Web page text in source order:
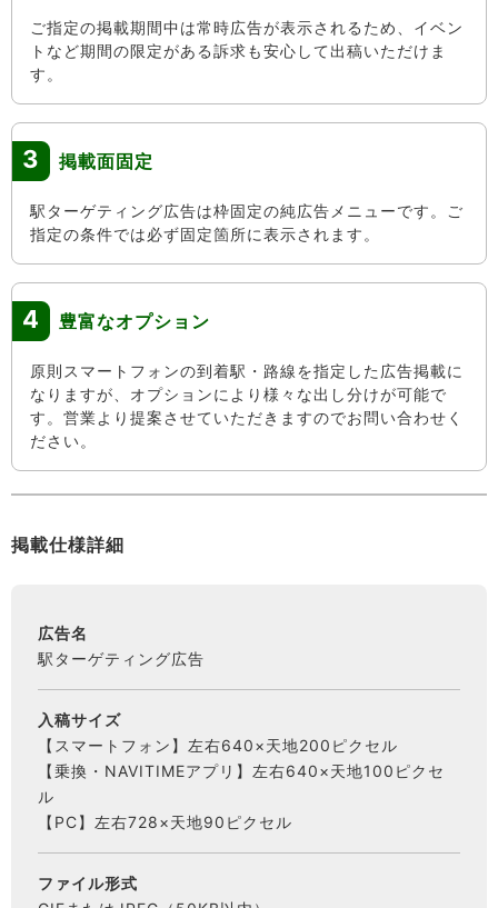
ご指定の掲載期間中は常時広告が表示されるため、イベン
トなど期間の限定がある訴求も安心して出稿いただけま
す。
3 掲載面固定
駅ターゲティング広告は枠固定の純広告メニューです。ご
指定の条件では必ず固定箇所に表示されます。
4 豊富なオプション
原則スマートフォンの到着駅・路線を指定した広告掲載に
なりますが、オプションにより様々な出し分けが可能で
す。営業より提案させていただきますのでお問い合わせく
ださい。
掲載仕様詳細
広告名
駅ターゲティング広告
入稿サイズ
【スマートフォン】左右640×天地200ピクセル
【乗換・NAVITIMEアプリ】左右640×天地100ピクセ
ル
【PC】左右728×天地90ピクセル
ファイル形式